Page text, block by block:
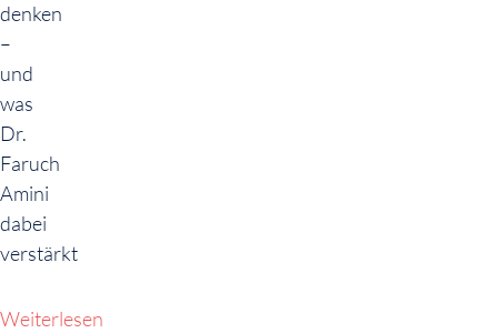
denken
–
und
was
Dr.
Faruch
Amini
dabei
verstärkt
Weiterlesen